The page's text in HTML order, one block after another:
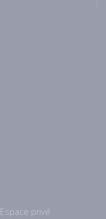
Espace privé